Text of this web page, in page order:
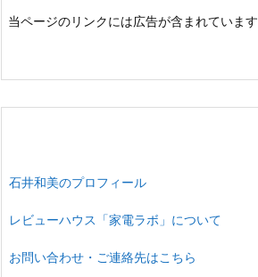
当ページのリンクには広告が含まれています
石井和美のプロフィール
レビューハウス「家電ラボ」について
お問い合わせ・ご連絡先はこちら